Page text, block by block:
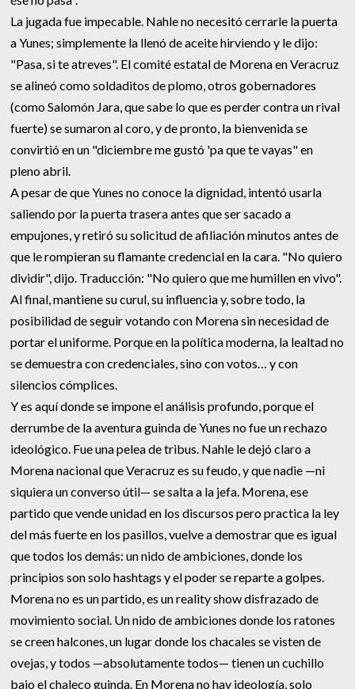
La jugada fue impecable. Nahle no necesitó cerrarle la puerta
a Yunes; simplemente la llenó de aceite hirviendo y le dijo:
"Pasa, si te atreves". El comité estatal de Morena en Veracruz
se alineó como soldaditos de plomo, otros gobernadores
(como Salomón Jara, que sabe lo que es perder contra un rival
fuerte) se sumaron al coro, y de pronto, la bienvenida se
convirtió en un "diciembre me gustó 'pa que te vayas" en
pleno abril.
A pesar de que Yunes no conoce la dignidad, intentó usarla
saliendo por la puerta trasera antes que ser sacado a
empujones, y retiró su solicitud de afiliación minutos antes de
que le rompieran su flamante credencial en la cara. "No quiero
dividir", dijo. Traducción: "No quiero que me humillen en vivo".
Al final, mantiene su curul, su influencia y, sobre todo, la
posibilidad de seguir votando con Morena sin necesidad de
portar el uniforme. Porque en la política moderna, la lealtad no
se demuestra con credenciales, sino con votos… y con
silencios cómplices.
Y es aquí donde se impone el análisis profundo, porque el
derrumbe de la aventura guinda de Yunes no fue un rechazo
ideológico. Fue una pelea de tribus. Nahle le dejó claro a
Morena nacional que Veracruz es su feudo, y que nadie —ni
siquiera un converso útil— se salta a la jefa. Morena, ese
partido que vende unidad en los discursos pero practica la ley
del más fuerte en los pasillos, vuelve a demostrar que es igual
que todos los demás: un nido de ambiciones, donde los
principios son solo hashtags y el poder se reparte a golpes.
Morena no es un partido, es un reality show disfrazado de
movimiento social. Un nido de ambiciones donde los ratones
se creen halcones, un lugar donde los chacales se visten de
ovejas, y todos —absolutamente todos— tienen un cuchillo
bajo el chaleco guinda. En Morena no hay ideología, solo